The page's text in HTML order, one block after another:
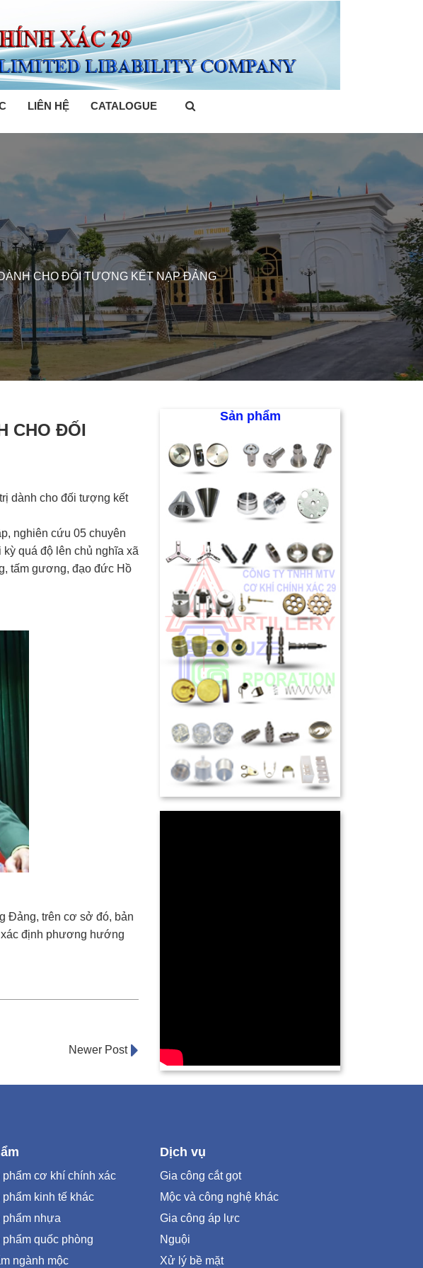
LIÊN HỆ CATALOGUE
CHO ĐỐI TƯỢNG KẾT NẠP ĐẢNG
CHO ĐỐI
dành cho đối tượng kết
nghiên cứu 05 chuyên
quá độ lên chủ nghĩa xã
tấm gương, đạo đức Hồ
Đảng, trên cơ sở đó, bản
định phương hướng
Newer Post
Sản phẩm
phẩm cơ khí chính xác
kinh tế khác
phẩm nhựa
quốc phòng
ngành mộc
Dịch vụ
Gia công cắt gọt
Mộc và công nghệ khác
Gia công áp lực
Nguội
Xử lý bề mặt